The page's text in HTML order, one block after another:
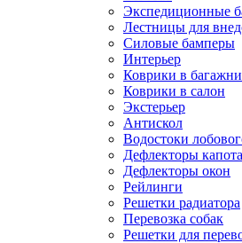
Экспедиционные
Лестницы для
Силовые бамперы
Интерьер
Коврики в
Коврики в салон
Экстерьер
Антискол
Водостоки
Дефлекторы капота
Дефлекторы окон
Рейлинги
Решетки радиатора
Перевозка собак
Решетки для